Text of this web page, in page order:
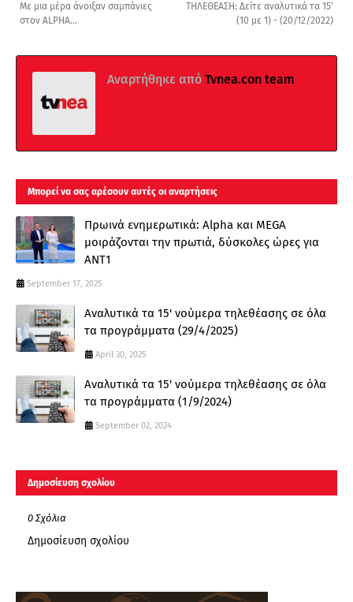
ΤΗΛΕΘΕΑΣΗ: Δείτε αναλυτικά τα 15'
(10 με 1) - (20/12/2022)
Με μια μέρα άνοιξαν σαμπάνιες
στον ALPHA...
Αναρτήθηκε από Tvnea.con team
Μπορεί να σας αρέσουν αυτές οι αναρτήσεις
Πρωινά ενημερωτικά: Alpha και MEGA
μοιράζονται την πρωτιά, δύσκολες ώρες για
ΑΝΤ1
September 17, 2025
Αναλυτικά τα 15' νούμερα τηλεθέασης σε όλα
τα προγράμματα (29/4/2025)
April 30, 2025
Αναλυτικά τα 15' νούμερα τηλεθέασης σε όλα
τα προγράμματα (1/9/2024)
September 02, 2024
Δημοσίευση σχολίου
0 Σχόλια
Δημοσίευση σχολίου